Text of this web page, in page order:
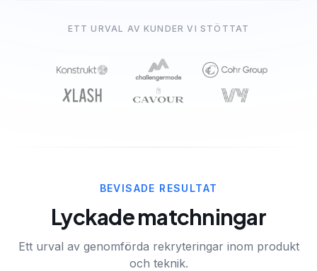
ETT URVAL AV KUNDER VI STÖTTAT
BEVISADE RESULTAT
Lyckade matchningar
Ett urval av genomförda rekryteringar inom produkt
och teknik.